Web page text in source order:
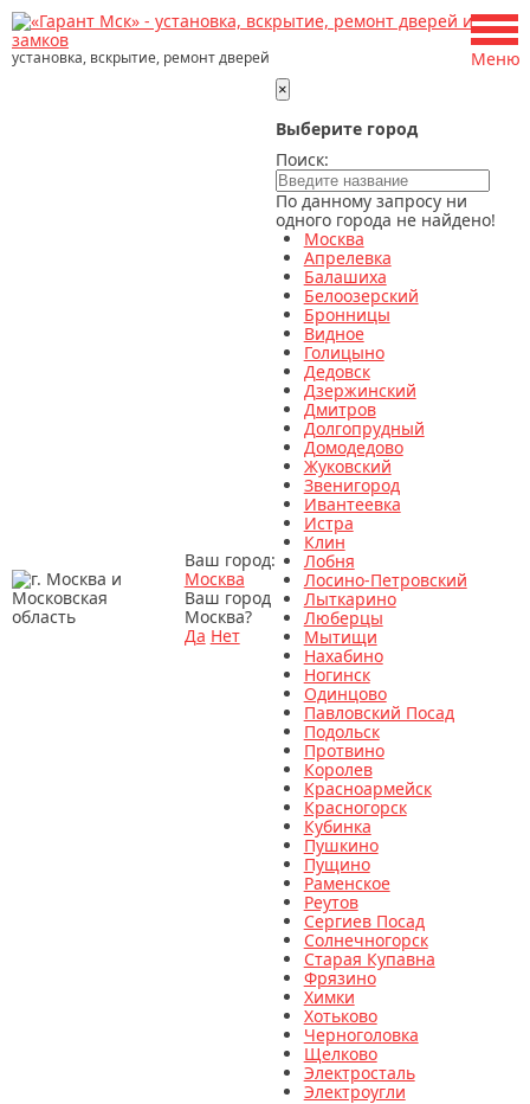
установка, вскрытие, ремонт дверей
Ваш город:
Москва
Ваш город
Москва?
Да Нет
×
Выберите город
Поиск:
По данному запросу ни
одного города не найдено!
Москва
Апрелевка
Балашиха
Белоозерский
Бронницы
Видное
Голицыно
Дедовск
Дзержинский
Дмитров
Долгопрудный
Домодедово
Жуковский
Звенигород
Ивантеевка
Истра
Клин
Лобня
Лосино-Петровский
Лыткарино
Люберцы
Мытищи
Нахабино
Ногинск
Одинцово
Павловский Посад
Подольск
Протвино
Королев
Красноармейск
Красногорск
Кубинка
Пушкино
Пущино
Раменское
Реутов
Сергиев Посад
Солнечногорск
Старая Купавна
Фрязино
Химки
Хотьково
Черноголовка
Щелково
Электросталь
Электроугли
Меню